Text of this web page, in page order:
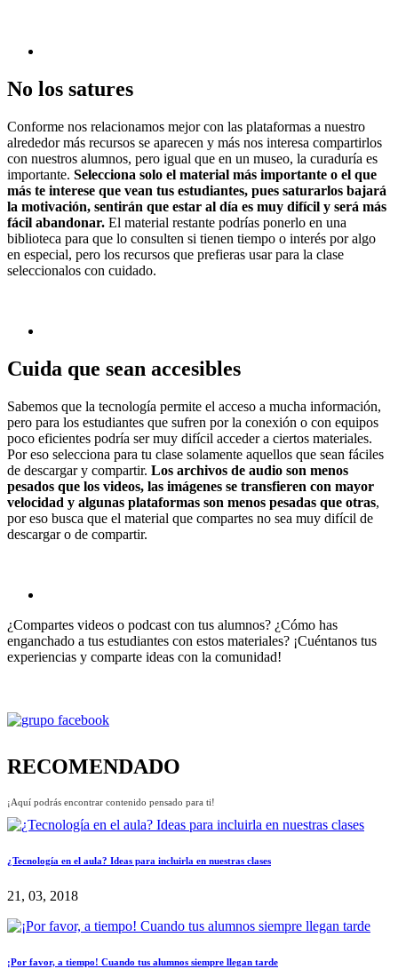
No los satures
Conforme nos relacionamos mejor con las plataformas a nuestro
alrededor más recursos se aparecen y más nos interesa compartirlos
con nuestros alumnos, pero igual que en un museo, la curaduría es
importante. Selecciona solo el material más importante o el que
más te interese que vean tus estudiantes, pues saturarlos bajará
la motivación, sentirán que estar al día es muy difícil y será más
fácil abandonar. El material restante podrías ponerlo en una
biblioteca para que lo consulten si tienen tiempo o interés por algo
en especial, pero los recursos que prefieras usar para la clase
seleccionalos con cuidado.
Cuida que sean accesibles
Sabemos que la tecnología permite el acceso a mucha información,
pero para los estudiantes que sufren por la conexión o con equipos
poco eficientes podría ser muy difícil acceder a ciertos materiales.
Por eso selecciona para tu clase solamente aquellos que sean fáciles
de descargar y compartir. Los archivos de audio son menos
pesados que los videos, las imágenes se transfieren con mayor
velocidad y algunas plataformas son menos pesadas que otras,
por eso busca que el material que compartes no sea muy difícil de
descargar o de compartir.
¿Compartes videos o podcast con tus alumnos? ¿Cómo has
enganchado a tus estudiantes con estos materiales? ¡Cuéntanos tus
experiencias y comparte ideas con la comunidad!
RECOMENDADO
¡Aquí podrás encontrar contenido pensado para ti!
¿Tecnología en el aula? Ideas para incluirla en nuestras clases
21, 03, 2018
¡Por favor, a tiempo! Cuando tus alumnos siempre llegan tarde